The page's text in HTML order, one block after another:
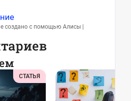
создано с помощью Алисы |
СТАТЬЯ